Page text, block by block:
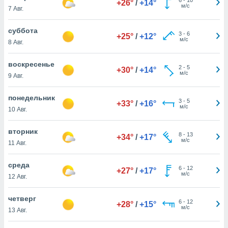
действия
рекламу
нашей
cookie
cookie
в
нашего
7 Авг.
+26° / +14°
м/с
суббота
8 Авг.
+25° / +12° 3- 6
м/с
воскресенье
9 Авг.
+30° / +14° 2- 5
м/с
понедельник
10 Авг.
+33° / +16° 3- 5
м/с
вторник
11 Авг.
+34° / +17° 8- 13
м/с
среда
12 Авг.
+27° / +17° 6- 12
м/с
четверг
13 Авг.
+28° / +15° 6- 12
м/с